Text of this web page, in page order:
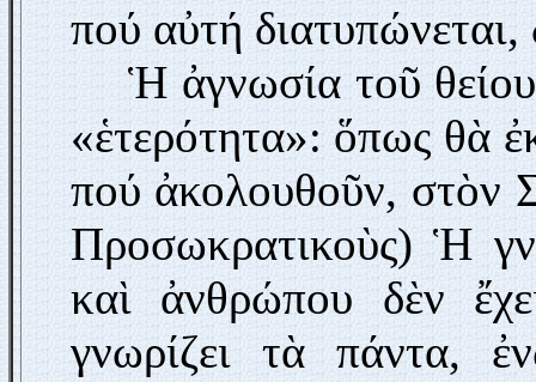
πού αὐτή διατυπώνεται,
Ἡ ἀγνωσία τοῦ
«ἑτερότητα»: ὅπως θὰ
πού ἀκολουθοῦν, στὸν
Προσωκρατικοὺς) Ἡ
καὶ ἀνθρώπου δὲν
γνωρίζει τὰ πάντα,